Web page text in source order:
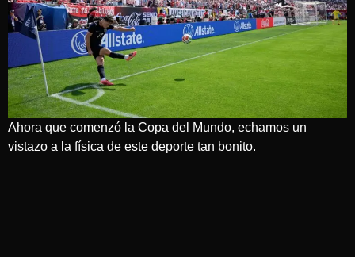
Ahora que comenzó la Copa del Mundo, echamos un
vistazo a la física de este deporte tan bonito.